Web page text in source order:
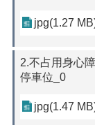
jpg(1.27
2.不占用身心
停車位_0
jpg(1.47